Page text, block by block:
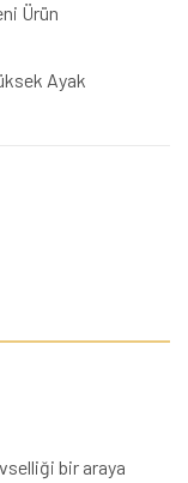
Ürün
Ayak
bir araya